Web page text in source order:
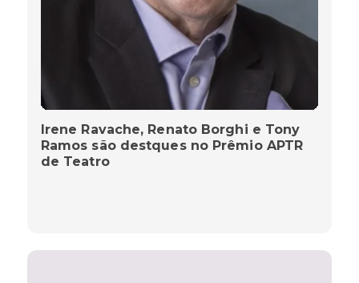
Irene Ravache, Renato Borghi e Tony
Ramos são destques no Prêmio APTR
de Teatro